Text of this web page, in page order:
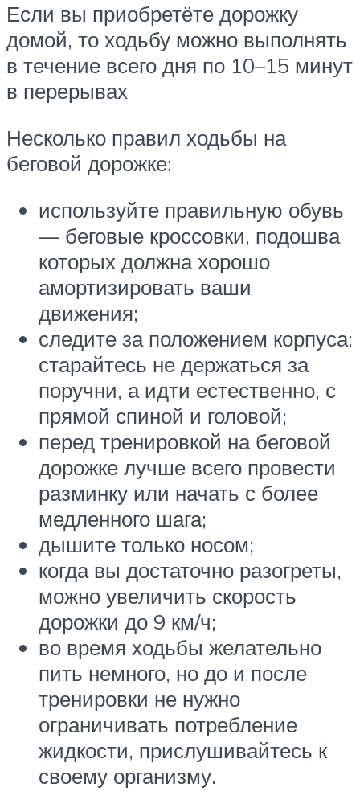
Если вы приобретёте дорожку
домой, то ходьбу можно выполнять
в течение всего дня по 10–15 минут
в перерывах
Несколько правил ходьбы на
беговой дорожке:
используйте правильную обувь
— беговые кроссовки, подошва
которых должна хорошо
амортизировать ваши
движения;
следите за положением корпуса:
старайтесь не держаться за
поручни, а идти естественно, с
прямой спиной и головой;
перед тренировкой на беговой
дорожке лучше всего провести
разминку или начать с более
медленного шага;
дышите только носом;
когда вы достаточно разогреты,
можно увеличить скорость
дорожки до 9 км/ч;
во время ходьбы желательно
пить немного, но до и после
тренировки не нужно
ограничивать потребление
жидкости, прислушивайтесь к
своему организму.